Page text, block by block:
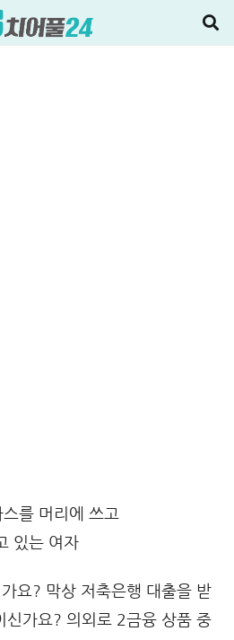
요? 막상 저축은행 대출을 받
신가요? 의외로 2금융 상품 중